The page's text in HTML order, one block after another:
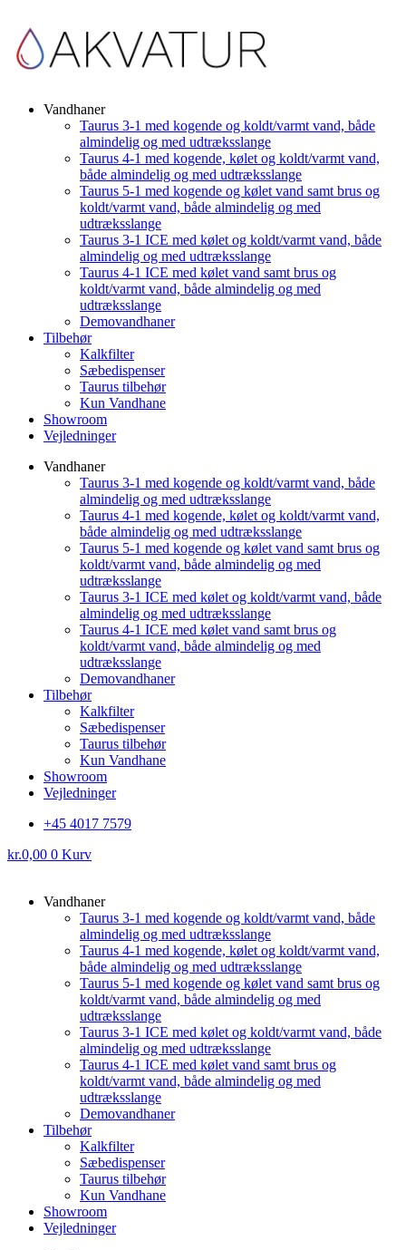
Vandhaner
Taurus 3-1 med kogende og koldt/varmt vand, både
almindelig og med udtræksslange
Taurus 4-1 med kogende, kølet og koldt/varmt vand,
både almindelig og med udtræksslange
Taurus 5-1 med kogende og kølet vand samt brus og
koldt/varmt vand, både almindelig og med
udtræksslange
Taurus 3-1 ICE med kølet og koldt/varmt vand, både
almindelig og med udtræksslange
Taurus 4-1 ICE med kølet vand samt brus og
koldt/varmt vand, både almindelig og med
udtræksslange
Demovandhaner
Tilbehør
Kalkfilter
Sæbedispenser
Taurus tilbehør
Kun Vandhane
Showroom
Vejledninger
Vandhaner
Taurus 3-1 med kogende og koldt/varmt vand, både
almindelig og med udtræksslange
Taurus 4-1 med kogende, kølet og koldt/varmt vand,
både almindelig og med udtræksslange
Taurus 5-1 med kogende og kølet vand samt brus og
koldt/varmt vand, både almindelig og med
udtræksslange
Taurus 3-1 ICE med kølet og koldt/varmt vand, både
almindelig og med udtræksslange
Taurus 4-1 ICE med kølet vand samt brus og
koldt/varmt vand, både almindelig og med
udtræksslange
Demovandhaner
Tilbehør
Kalkfilter
Sæbedispenser
Taurus tilbehør
Kun Vandhane
Showroom
Vejledninger
+45 4017 7579
kr.0,00 0 Kurv
Vandhaner
Taurus 3-1 med kogende og koldt/varmt vand, både
almindelig og med udtræksslange
Taurus 4-1 med kogende, kølet og koldt/varmt vand,
både almindelig og med udtræksslange
Taurus 5-1 med kogende og kølet vand samt brus og
koldt/varmt vand, både almindelig og med
udtræksslange
Taurus 3-1 ICE med kølet og koldt/varmt vand, både
almindelig og med udtræksslange
Taurus 4-1 ICE med kølet vand samt brus og
koldt/varmt vand, både almindelig og med
udtræksslange
Demovandhaner
Tilbehør
Kalkfilter
Sæbedispenser
Taurus tilbehør
Kun Vandhane
Showroom
Vejledninger